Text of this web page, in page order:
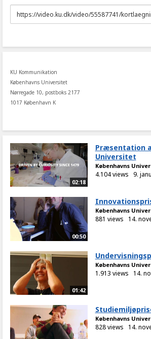
URL
to
KU Kommunikation
Københavns Universitet
Nørregade 10, postboks 2177
1017 København K
02:18
Præsentation
Universitet
Københavns
4.104 views 9.
00:50
Københavns
881 views 14.
01:42
Københavns
1.913 views 14.
Københavns
828 views 14.